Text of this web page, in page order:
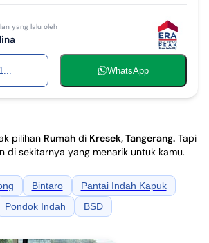
yang lalu oleh
WhatsApp
pilihan Rumah di Kresek, Tangerang. Tapi
di sekitarnya yang menarik untuk kamu.
Bintaro
Pantai Indah Kapuk
Pondok Indah
BSD